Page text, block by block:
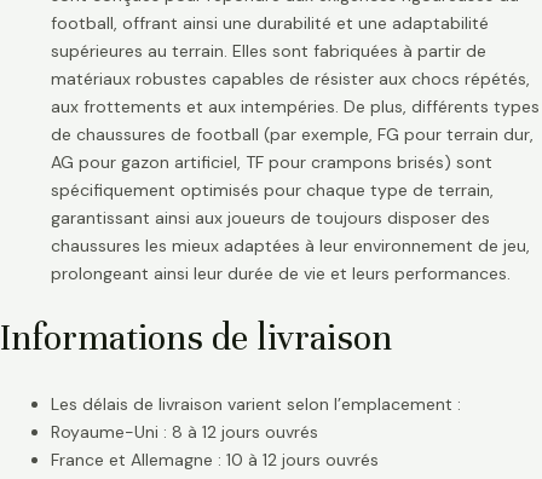
football, offrant ainsi une durabilité et une adaptabilité
supérieures au terrain. Elles sont fabriquées à partir de
matériaux robustes capables de résister aux chocs répétés,
aux frottements et aux intempéries. De plus, différents types
de chaussures de football (par exemple, FG pour terrain dur,
AG pour gazon artificiel, TF pour crampons brisés) sont
spécifiquement optimisés pour chaque type de terrain,
garantissant ainsi aux joueurs de toujours disposer des
chaussures les mieux adaptées à leur environnement de jeu,
prolongeant ainsi leur durée de vie et leurs performances.
Informations de livraison
Les délais de livraison varient selon l’emplacement :
Royaume-Uni : 8 à 12 jours ouvrés
France et Allemagne : 10 à 12 jours ouvrés